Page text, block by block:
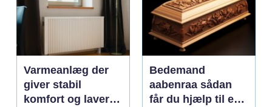
Varmeanlæg der
giver stabil
komfort og lavere
Bedemand
aabenraa sådan
får du hjælp til en